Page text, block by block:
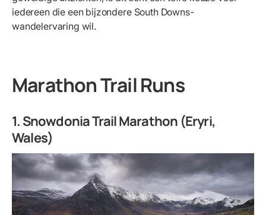
iedereen die een bijzondere South Downs-
wandelervaring wil.
Marathon Trail Runs
1. Snowdonia Trail Marathon (Eryri,
Wales)